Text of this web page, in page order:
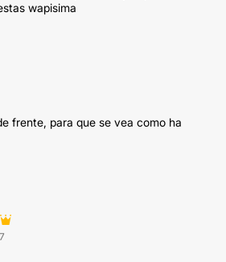
wapisima
frente, para que se vea como ha